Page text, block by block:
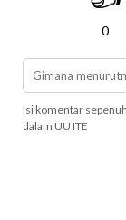
0
Isi komentar
dalam UU ITE